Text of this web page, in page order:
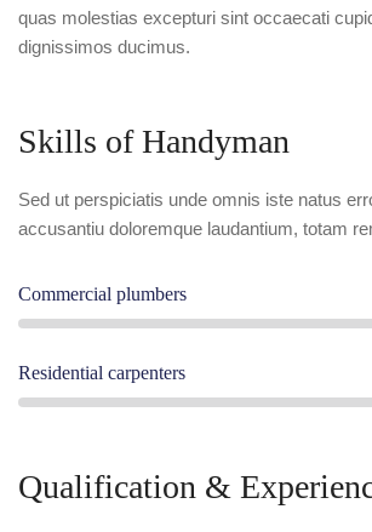
quas molestias excepturi sint occaecati
dignissimos ducimus.
Skills of Handyman
Sed ut perspiciatis unde omnis iste natus
accusantiu doloremque laudantium, totam
Commercial plumbers
Residential carpenters
Qualification &